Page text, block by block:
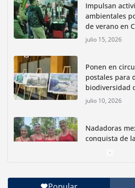
Impulsan
ambientales
de verano en
julio 15, 2026
Ponen en
postales para
biodiversidad
julio 10, 2026
Nadadoras
conquista de